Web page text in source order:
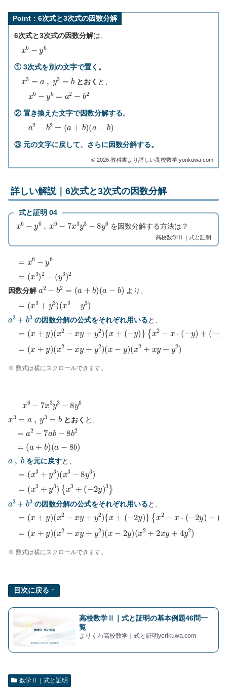
Point：6次式と3次式の因数分解
6次式と3次式の因数分解は、
6 6
① 3次式を別の文字で置く。
3 = とおく と、
6 6= −b
② 置き換えた文字で因数分解する。
a2 b2= + a − b
③ 元の文字に戻して、さらに因数分解する。
©︎ 2026 教科書より詳しい高校数学 yorikuwa.com
詳しい解説｜6次式と3次式の因数分解
式と証明 04
6 6 6 7x 3y 3 y を因数分解する方法は？
高校数学Ⅱ｜式と証明
=x 6− y6 =
3)2−( y3 )2
因数分解 2 b2= + a − b より、
3 + (x 3 y
3 b3 の因数分解の公式をそれぞれ用いると、
=(x+y )( x2−x y+ y2) {x +( −y)} {x 2−x⋅(−y)+ (− y) 2 } =( x+y)(
※ 数式は横にスクロールできます。
x6 7 3y 3
6
3 = とおく と、
=a 2− 7a b−8 b2 =
+b )(a −8b)
bを元に戻すと、
=(x3+ y3 )( x3− y3) =
3+ y3) x3+ (−2 )3 }
3 b3 の因数分解の公式をそれぞれ用いると、
=(x+y )( x2−x y+ y2) {x +( −2y )}{ x2−x⋅(−2y +( −2 y)2} =(x+
※ 数式は横にスクロールできます。
目次に戻る ↑
高校数学Ⅱ｜式と証明の基本例題46問一
覧
よりくわ高校数学｜式と証明yorikuwa.com
数学Ⅱ｜式と証明